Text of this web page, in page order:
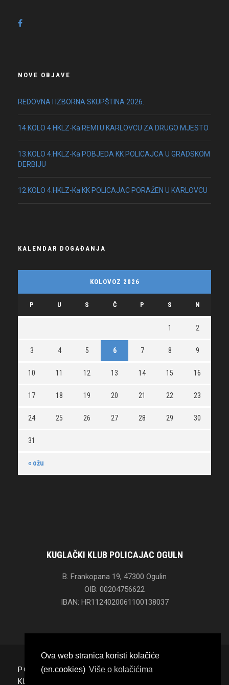
NOVE OBJAVE
REDOVNA I IZBORNA SKUPŠTINA 2026.
14.KOLO 4.HKLZ-Ka REMI U KARLOVCU ZA DRUGO MJESTO
13.KOLO 4.HKLZ-Ka POBJEDA KK POLICAJCA U GRADSKOM
DERBIJU
12.KOLO 4.HKLZ-Ka KK POLICAJAC PORAŽEN U KARLOVCU
KALENDAR DOGAĐANJA
KOLOVOZ 2026
P U S Č P S N
« ožu
1 2
3 4 5 6 7 8 9
10 11 12 13 14 15 16
17 18 19 20 21 22 23
24 25 26 27 28 29 30
31
KUGLAČKI KLUB POLICAJAC OGULN
B. Frankopana 19, 47300 Ogulin
OIB: 00204756622
IBAN: HR1124020061100138037
POČETNA
O
KLUBU
Ova web stranica koristi kolačiće
(en.cookies) Više o kolačićima